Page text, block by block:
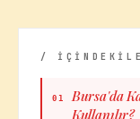
/
01
Bursa'da
Kullanılır?